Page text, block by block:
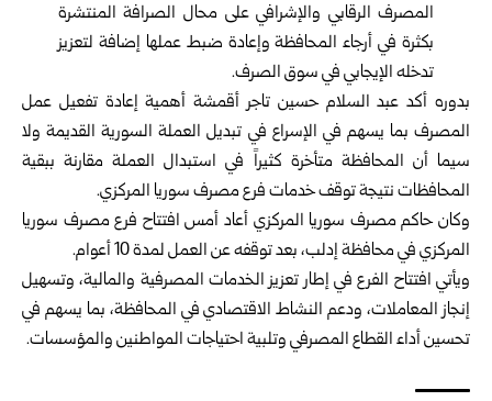
المصرف الرقابي والإشرافي على محال الصرافة المنتشرة
بكثرة في أرجاء المحافظة وإعادة ضبط عملها إضافة لتعزيز
تدخله الإيجابي في سوق الصرف.
بدوره أكد عبد السلام حسين تاجر أقمشة أهمية إعادة تفعيل عمل
المصرف بما يسهم في الإسراع في تبديل العملة السورية القديمة ولا
سيما أن المحافظة متأخرة كثيراً في استبدال العملة مقارنة ببقية
المحافظات نتيجة توقف خدمات فرع مصرف سوريا المركزي.
وكانحاكم مصرف سوريا المركزي أعاد أمس افتتاح فرع مصرف سوريا
المركزي في محافظة إدلب، بعد توقفه عن العمل لمدة 10 أعوام.
ويأتي افتتاح الفرع في إطار تعزيز الخدمات المصرفية والمالية، وتسهيل
إنجاز المعاملات، ودعم النشاط الاقتصادي في المحافظة، بما يسهم في
تحسين أداء القطاع المصرفي وتلبية احتياجات المواطنين والمؤسسات.